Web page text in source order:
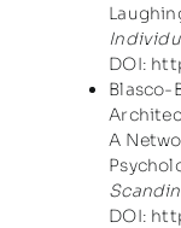
DOI:
Blasco-
A
DOI: